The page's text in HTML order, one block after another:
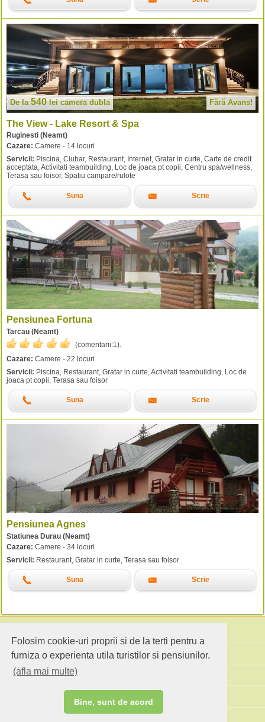
Folosim cookie-uri proprii si de la terti pentru a
furniza o experienta utila turistilor si pensiunilor.
(afla mai multe)
Bine, sunt de acord
De la540leicamera dubla Fără Avans!
The View - Lake Resort & Spa
Ruginesti (Neamt)
Cazare: Camere - 14 locuri
Servicii: Piscina, Ciubar, Restaurant, Internet, Gratar in curte, Carte de credit
acceptata, Activitati teambuilding, Loc de joaca pt copii, Centru spa/wellness,
Terasa sau foisor, Spatiu campare/rulote
Suna Scrie
Pensiunea Fortuna
Tarcau (Neamt)
(comentarii:1).
Cazare: Camere - 22 locuri
Servicii: Piscina, Restaurant, Gratar in curte, Activitati teambuilding, Loc de
joaca pt copii, Terasa sau foisor
Suna Scrie
Pensiunea Agnes
Statiunea Durau (Neamt)
Cazare: Camere - 34 locuri
Servicii: Restaurant, Gratar in curte, Terasa sau foisor
Suna Scrie
Cauta pensiuni